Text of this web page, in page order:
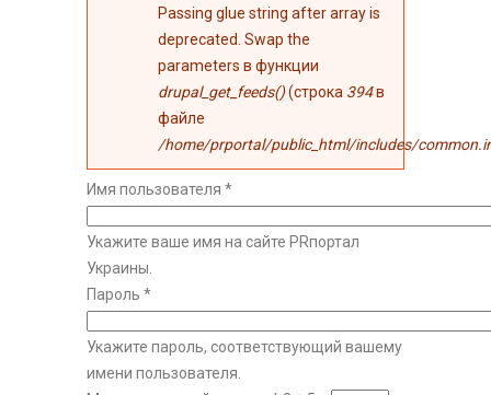
Passing glue string after array is
deprecated. Swap the
parameters в функции
drupal_get_feeds()(строка 394в
файле
/home/prportal/public_html/includes/
Имя пользователя *
Укажите ваше имя на сайте PRпортал
Украины.
Пароль *
Укажите пароль, соответствующий вашему
имени пользователя.